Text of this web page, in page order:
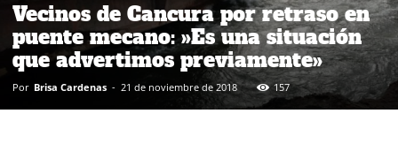
Vecinos de Cancura por retraso en
puente mecano: »Es una situación
que advertimos previamente»
Por Brisa Cardenas - 21 de noviembre de 2018 157